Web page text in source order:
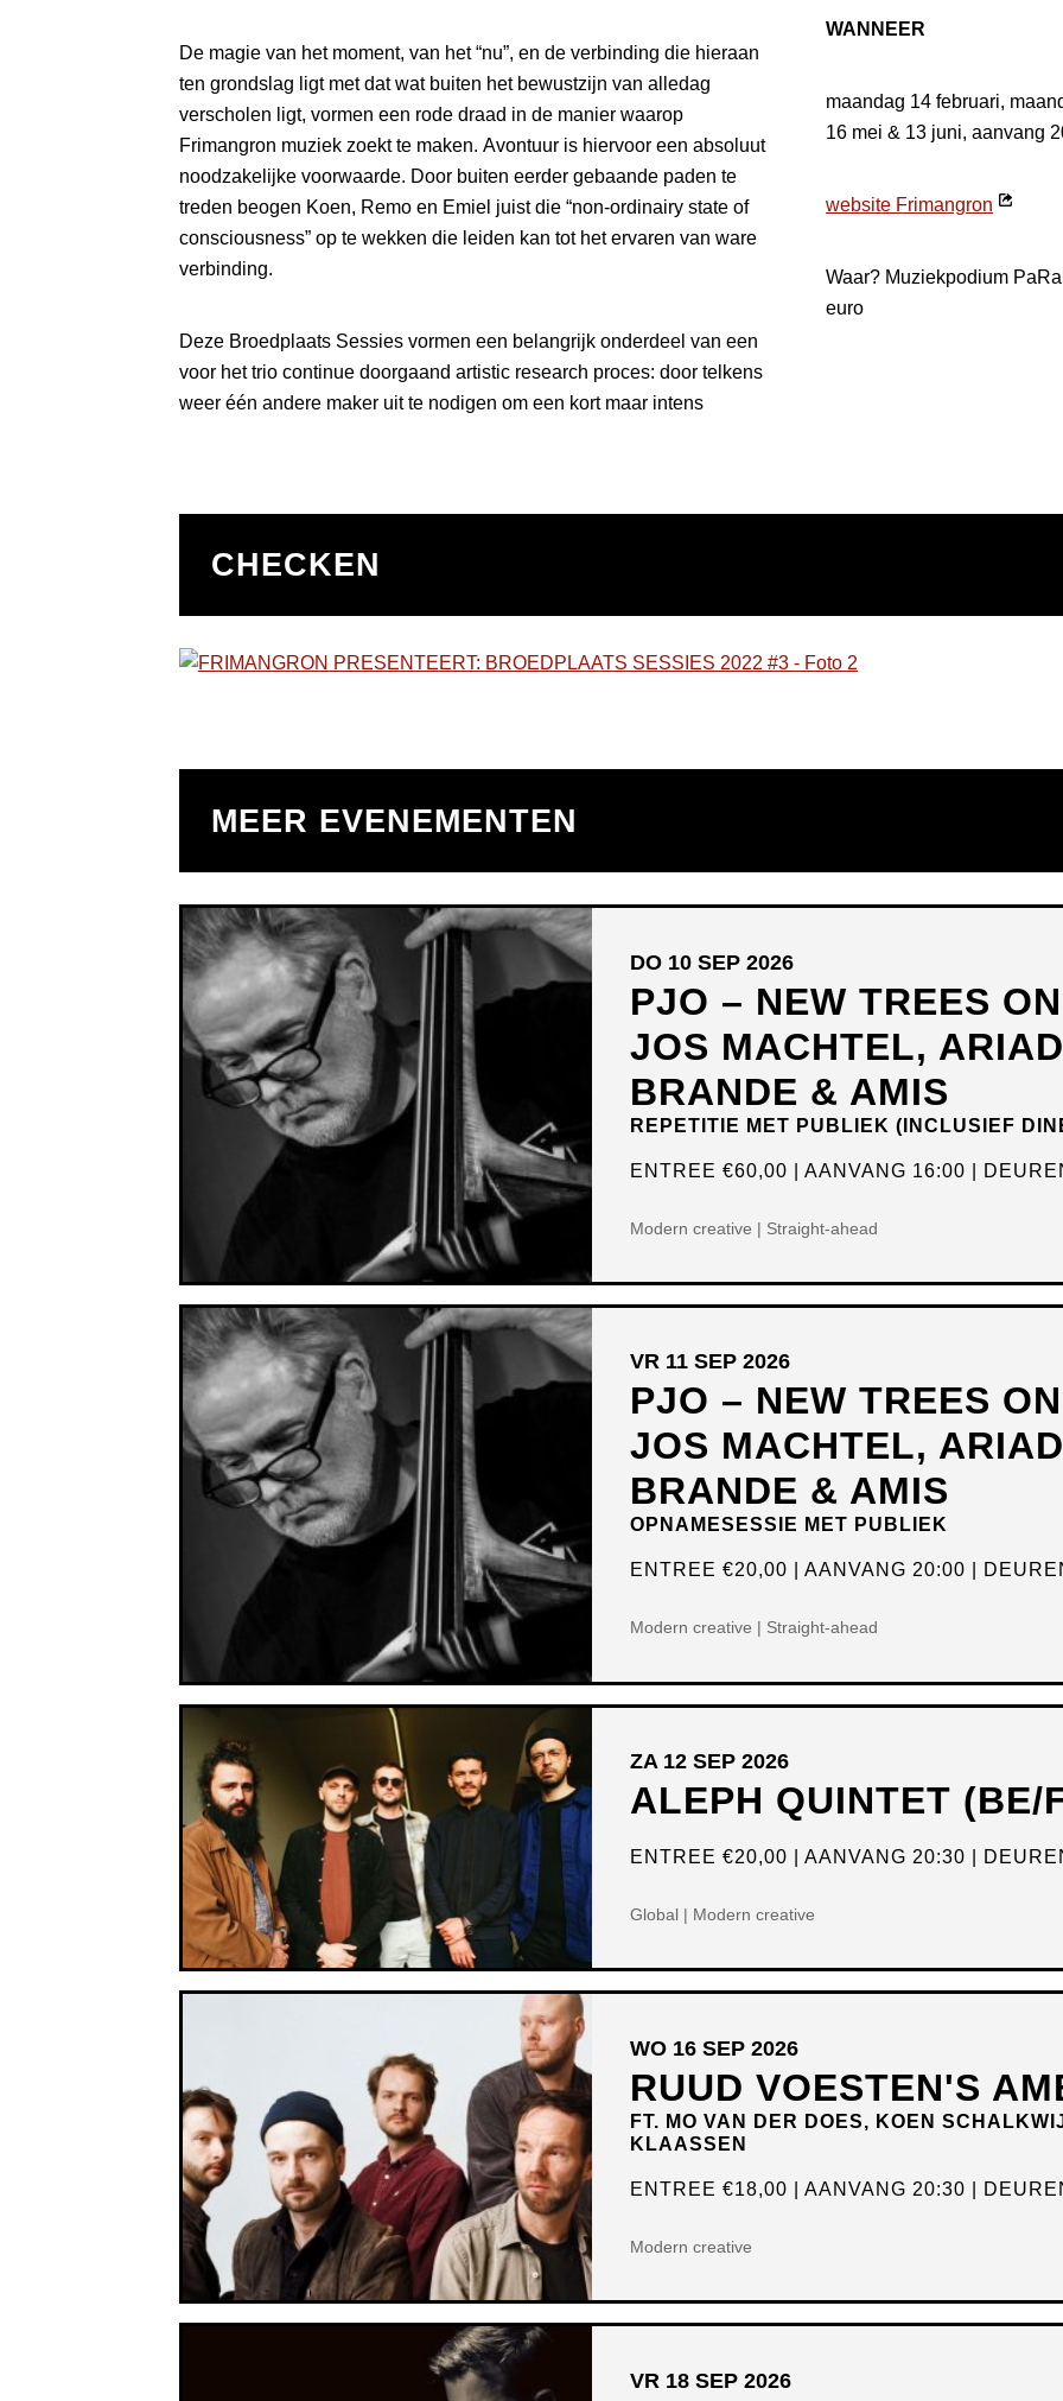
De magie van het moment, van het “nu”, en de verbinding die hieraan
ten grondslag ligt met dat wat buiten het bewustzijn van alledag
verscholen ligt, vormen een rode draad in de manier waarop
Frimangron muziek zoekt te maken. Avontuur is hiervoor een absoluut
noodzakelijke voorwaarde. Door buiten eerder gebaande paden te
treden beogen Koen, Remo en Emiel juist die “non-ordinairy state of
consciousness” op te wekken die leiden kan tot het ervaren van ware
verbinding.
Deze Broedplaats Sessies vormen een belangrijk onderdeel van een
voor het trio continue doorgaand artistic research proces: door telkens
weer één andere maker uit te nodigen om een kort maar intens
WANNEER
maandag 14 februari,
16 mei & 13 juni, aanvang
website Frimangron
Opent
nieuw
Waar? Muziekpodium
euro
CHECKEN
MEER EVENEMENTEN
PJO – NEW TREES
JOS MACHTEL,
BRANDE & AMIS
REPETITIE MET PUBLIEK (INCLUSIEF
DO 10 SEP 2026
ENTREE€60,00 AANVANG 16:00
Modern creative | Straight-ahead
PJO – NEW TREES
JOS MACHTEL,
BRANDE & AMIS
OPNAMESESSIE MET PUBLIEK
VR 11 SEP 2026
ENTREE€20,00 AANVANG 20:00
Modern creative | Straight-ahead
ALEPH QUINTET (BE/
ZA 12 SEP 2026
ENTREE€20,00 AANVANG 20:30
Global | Modern creative
RUUD VOESTEN'S
FT. MO VAN DER DOES, KOEN
KLAASSEN
WO 16 SEP 2026
ENTREE€18,00 AANVANG 20:30
Modern creative
VR 18 SEP 2026